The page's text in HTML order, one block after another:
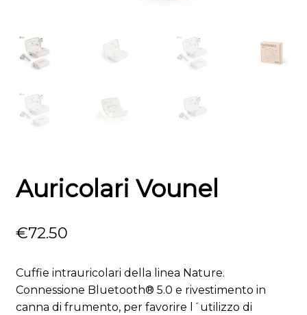
Auricolari Vounel
€72.50
Cuffie intrauricolari della linea Nature.
Connessione Bluetooth® 5.0 e rivestimento in
canna di frumento, per favorire l´utilizzo di